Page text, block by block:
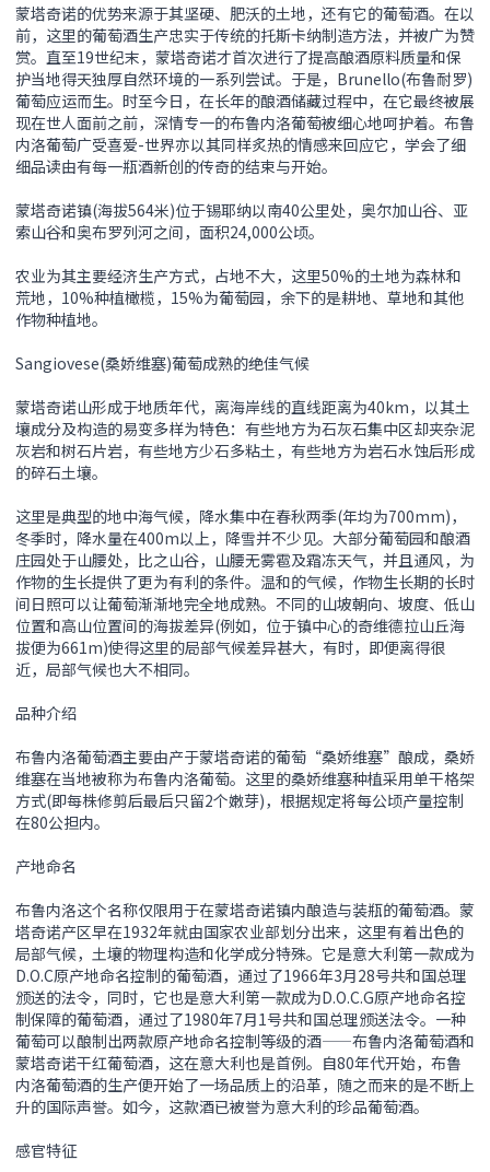
蒙塔奇诺的优势来源于其坚硬、肥沃的土地，还有它的葡萄酒。在以
前，这里的葡萄酒生产忠实于传统的托斯卡纳制造方法，并被广为赞
赏。直至19世纪末，蒙塔奇诺才首次进行了提高酿酒原料质量和保
护当地得天独厚自然环境的一系列尝试。于是，Brunello(布鲁耐罗)
葡萄应运而生。时至今日，在长年的酿酒储藏过程中，在它最终被展
现在世人面前之前，深情专一的布鲁内洛葡萄被细心地呵护着。布鲁
内洛葡萄广受喜爱-世界亦以其同样炙热的情感来回应它，学会了细
细品读由有每一瓶酒新创的传奇的结束与开始。
蒙塔奇诺镇(海拔564米)位于锡耶纳以南40公里处，奥尔加山谷、亚
索山谷和奥布罗列河之间，面积24,000公顷。
农业为其主要经济生产方式，占地不大，这里50%的土地为森林和
荒地，10%种植橄榄，15%为葡萄园，余下的是耕地、草地和其他
作物种植地。
Sangiovese(桑娇维塞)葡萄成熟的绝佳气候
蒙塔奇诺山形成于地质年代，离海岸线的直线距离为40km，以其土
壤成分及构造的易变多样为特色：有些地方为石灰石集中区却夹杂泥
灰岩和树石片岩，有些地方少石多粘土，有些地方为岩石水蚀后形成
的碎石土壤。
这里是典型的地中海气候，降水集中在春秋两季(年均为700mm)，
冬季时，降水量在400m以上，降雪并不少见。大部分葡萄园和酿酒
庄园处于山腰处，比之山谷，山腰无雾雹及霜冻天气，并且通风，为
作物的生长提供了更为有利的条件。温和的气候，作物生长期的长时
间日照可以让葡萄渐渐地完全地成熟。不同的山坡朝向、坡度、低山
位置和高山位置间的海拔差异(例如，位于镇中心的奇维德拉山丘海
拔便为661m)使得这里的局部气候差异甚大，有时，即便离得很
近，局部气候也大不相同。
品种介绍
布鲁内洛葡萄酒主要由产于蒙塔奇诺的葡萄“桑娇维塞”酿成，桑娇
维塞在当地被称为布鲁内洛葡萄。这里的桑娇维塞种植采用单干格架
方式(即每株修剪后最后只留2个嫩芽)，根据规定将每公顷产量控制
在80公担内。
产地命名
布鲁内洛这个名称仅限用于在蒙塔奇诺镇内酿造与装瓶的葡萄酒。蒙
塔奇诺产区早在1932年就由国家农业部划分出来，这里有着出色的
局部气候，土壤的物理构造和化学成分特殊。它是意大利第一款成为
D.O.C原产地命名控制的葡萄酒，通过了1966年3月28号共和国总理
颁送的法令，同时，它也是意大利第一款成为D.O.C.G原产地命名控
制保障的葡萄酒，通过了1980年7月1号共和国总理颁送法令。一种
葡萄可以酿制出两款原产地命名控制等级的酒——布鲁内洛葡萄酒和
蒙塔奇诺干红葡萄酒，这在意大利也是首例。自80年代开始，布鲁
内洛葡萄酒的生产便开始了一场品质上的沿革，随之而来的是不断上
升的国际声誉。如今，这款酒已被誉为意大利的珍品葡萄酒。
感官特征